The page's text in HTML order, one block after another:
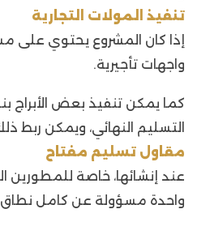
تنفيذ المولات التجارية
إذا كان المشروع يحتوي على
واجهات تأجيرية.
كما يمكن تنفيذ بعض الأبراج
التسليم النهائي، ويمكن ربط
مقاول تسليم مفتاح
عند إنشائها، خاصة للمطورين
واحدة مسؤولة عن كامل نطاق